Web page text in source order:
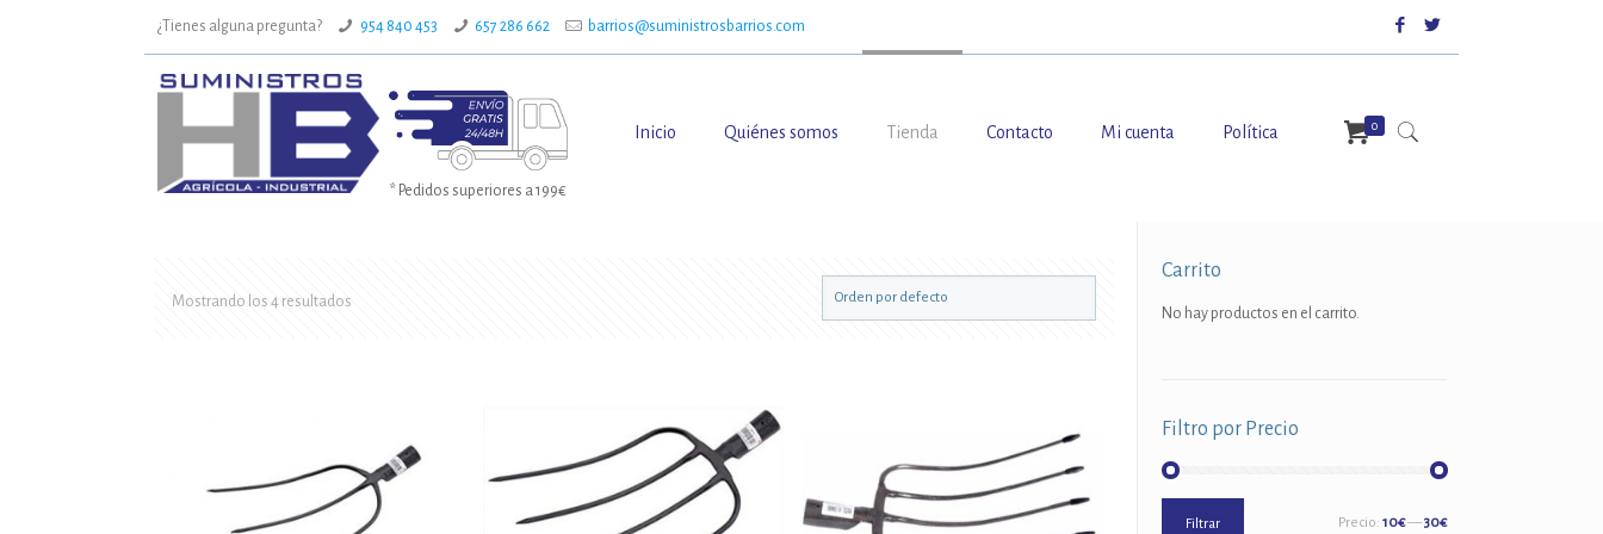
¿Tienes alguna pregunta? 954 840 453 657 286 662 barrios@suministrosbarrios.com
* Pedidos superiores a 199€
Inicio Quiénes somos Tienda Contacto Mi cuenta Política 0
Mostrando los 4 resultados
Carrito
No hay productos en el carrito.
Filtro por Precio
Filtrar Precio: 10€—30€